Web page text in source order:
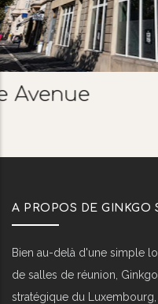
The City
A PROPOS DE GINKGO
Bien au-delà d'une simple
de salles de réunion,
stratégique du